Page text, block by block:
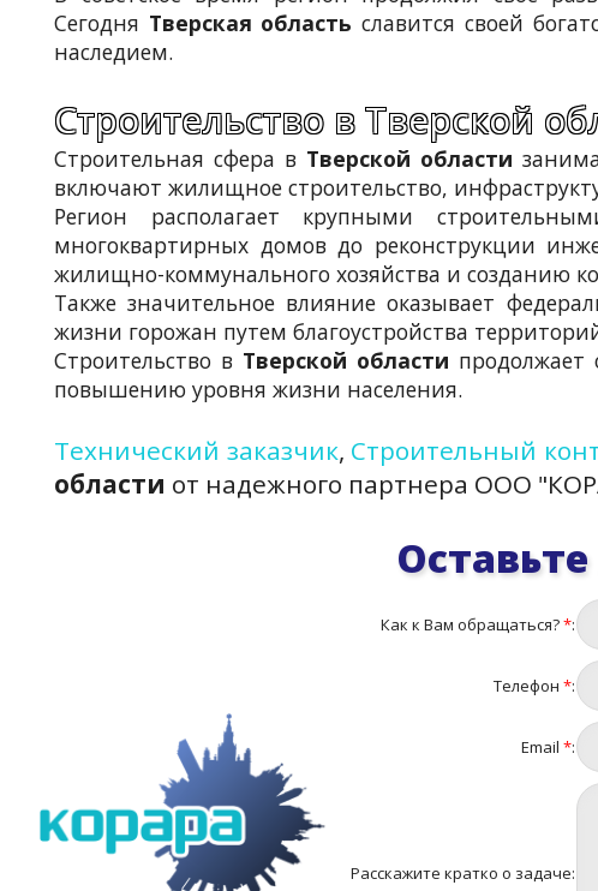
Сегодня Тверская область славится своей
наследием.
Строительство в Тверской
Строительная сфера в Тверской области
включают жилищное строительство,
Регион располагает крупными
многоквартирных домов до реконструкции
жилищно-коммунального хозяйства и созданию
Также значительное влияние оказывает
жизни горожан путем благоустройства
Строительство в Тверской области продолжает
повышению уровня жизни населения.
Технический заказчик, Строительный
области от надежного партнера ООО
Как к Вам обращаться?*:
Телефон *:
Email *:
Расскажите кратко о задаче: